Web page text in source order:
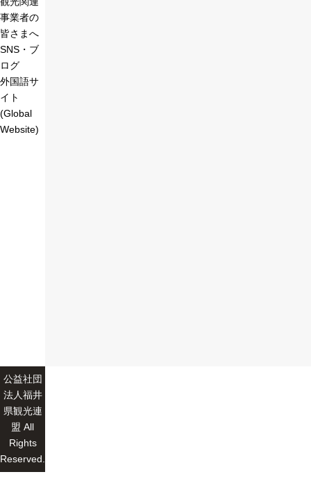
事業者の
皆さまへ
SNS・ブ
ログ
外国語サ
イト
(Global
Website)
公益社団
法人福井
県観光連
盟 All
Rights
Reserved.